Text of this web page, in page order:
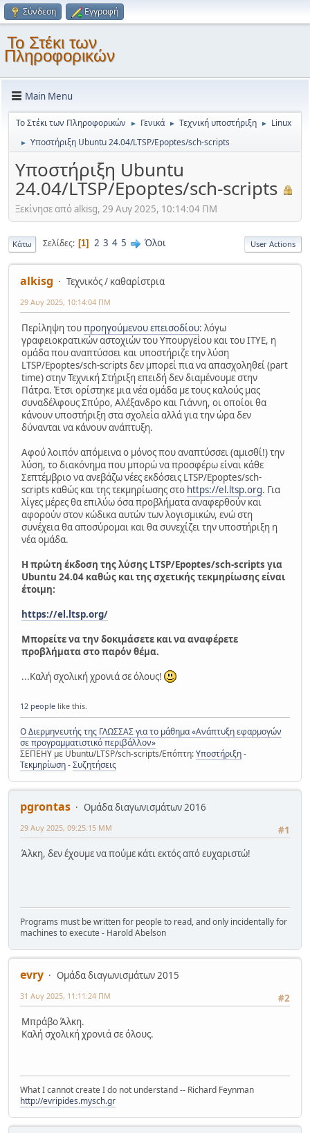
Σύνδεση Εγγραφή
Το Στέκι των
Πληροφορικών
Main Menu
Το Στέκι των Πληροφορικών ► Γενικά ► Τεχνική υποστήριξη ► Linux
► Υποστήριξη Ubuntu 24.04/LTSP/Epoptes/sch-scripts
Υποστήριξη Ubuntu
24.04/LTSP/Epoptes/sch-scripts
Ξεκίνησε από alkisg, 29 Αυγ 2025, 10:14:04 ΠΜ
Κάτω Σελίδες 1 2 3 4 5 Όλοι User Actions
alkisg Τεχνικός / καθαρίστρια
29 Αυγ 2025, 10:14:04 ΠΜ
Περίληψη τουπροηγούμενου επεισοδίου: λόγω
γραφειοκρατικών αστοχιών του Υπουργείου και του ΙΤΥΕ, η
ομάδα που αναπτύσσει και υποστήριζε την λύση
LTSP/Epoptes/sch-scripts δεν μπορεί πια να απασχοληθεί (part
time) στην Τεχνική Στήριξη επειδή δεν διαμένουμε στην
Πάτρα. Έτσι ορίστηκε μια νέα ομάδα με τους καλούς μας
συναδέλφους Σπύρο, Αλέξανδρο και Γιάννη, οι οποίοι θα
κάνουν υποστήριξη στα σχολεία αλλά για την ώρα δεν
δύνανται να κάνουν ανάπτυξη.
Αφού λοιπόν απόμεινα ο μόνος που αναπτύσσει (αμισθί!) την
λύση, το διακόνημα που μπορώ να προσφέρω είναι κάθε
Σεπτέμβριο να ανεβάζω νέες εκδόσεις LTSP/Epoptes/sch-
scripts καθώς και της τεκμηρίωσης στο https://el.ltsp.org. Για
λίγες μέρες θα επιλύω όσα προβλήματα αναφερθούν και
αφορούν στον κώδικα αυτών των λογισμικών, ενώ στη
συνέχεια θα αποσύρομαι και θα συνεχίζει την υποστήριξη η
νέα ομάδα.
Η πρώτη έκδοση της λύσης LTSP/Epoptes/sch-scripts για
Ubuntu 24.04 καθώς και της σχετικής τεκμηρίωσης είναι
έτοιμη:
https://el.ltsp.org/
Μπορείτε να την δοκιμάσετε και να αναφέρετε
προβλήματα στο παρόν θέμα.
...Καλή σχολική χρονιά σε όλους!
12 people like this.
Ο Διερμηνευτής της ΓΛΩΣΣΑΣ για το μάθημα «Ανάπτυξη εφαρμογών
σε προγραμματιστικό περιβάλλον»
ΣΕΠΕΗΥ με Ubuntu/LTSP/sch-scripts/Επόπτη:Υποστήριξη-
Τεκμηρίωση-Συζητήσεις
pgrontas
Ομάδα διαγωνισμάτων 2016
#1
29 Αυγ 2025, 09:25:15 ΜΜ
Άλκη, δεν έχουμε να πούμε κάτι εκτός από ευχαριστώ!
Programs must be written for people to read, and only incidentally for
machines to execute - Harold Abelson
evry
Ομάδα διαγωνισμάτων 2015
#2
31 Αυγ 2025, 11:11:24 ΠΜ
Μπράβο Άλκη.
Καλή σχολική χρονιά σε όλους.
What I cannot create I do not understand -- Richard Feynman
http://evripides.mysch.gr